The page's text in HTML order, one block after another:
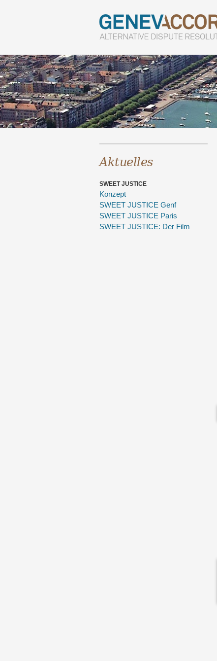
Aktuelles
SWEET JUSTICE
Konzept
SWEET JUSTICE Genf
SWEET JUSTICE Paris
SWEET JUSTICE: Der Film